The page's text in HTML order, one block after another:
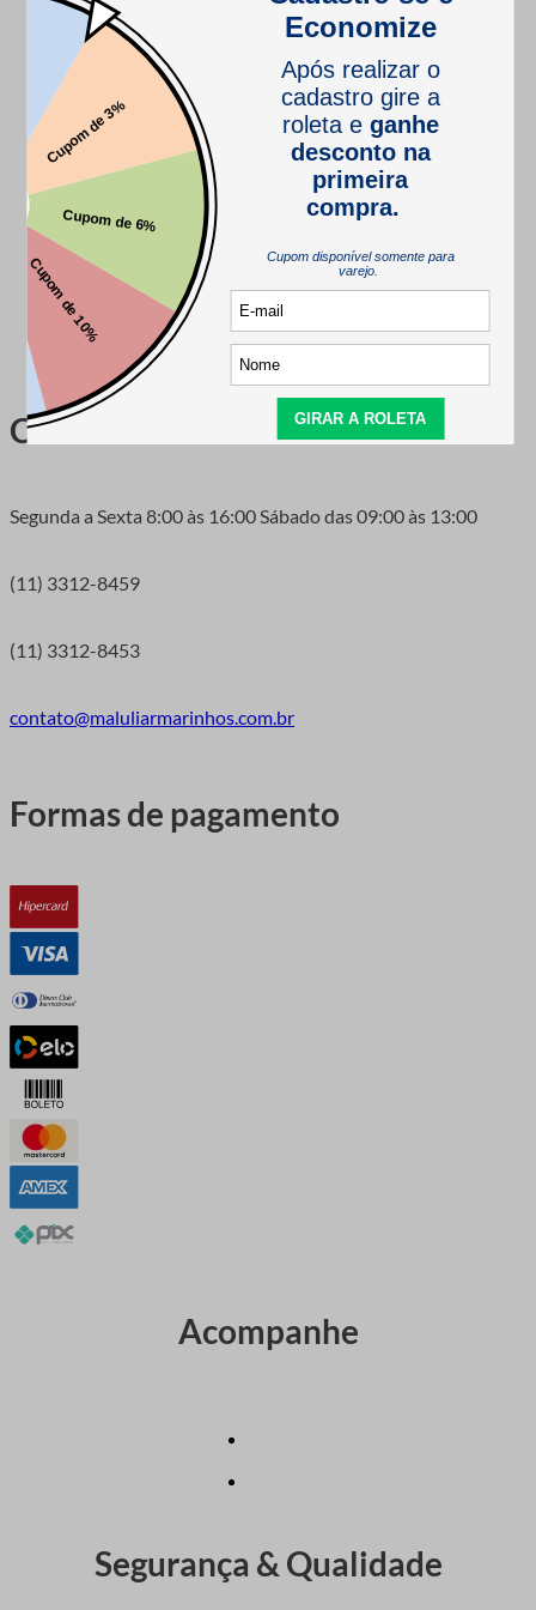
Pra você
Minha Conta
Meus Pedidos
Dúvidas
FAQ
Prazos de entrega
Troca e Devoluções
Formas de Pagamento
Fale Conosco
Links Úteis
Eventos
Catalogo de produtos
Central de Atendimento
Segunda a Sexta 8:00 às 16:00 Sábado das 09:00 às 13:00
(11) 3312-8459
(11) 3312-8453
contato@maluliarmarinhos.com.br
Formasde pagamento
Acompanhe
Segurança & Qualidade